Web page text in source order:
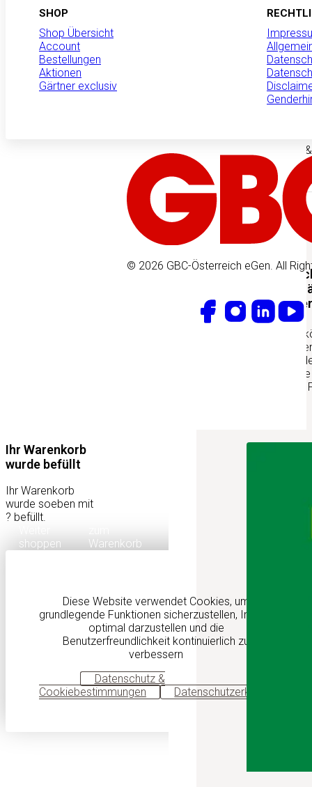
Floristik &
Produktneuheiten
Wir sind GBC
Produktneuheiten
MANNA
Pflanzen
Nacktschnecken
erhebliche
verursachen. Mit
steht eine
zur Verfügung,
SHOP
Shop Übersicht
Account
Bestellungen
Aktionen
Gärtner exclusiv
© 2026 GBC-Österreich eGen. All
Ihr Warenkorb
wurde befüllt
Ihr Warenkorb
wurde soeben mit
? befüllt.
shoppen
Warenkorb
Diese Website verwendet Cookies, um
grundlegende Funktionen sicherzustellen, Inhalte
optimal darzustellen und die
Benutzerfreundlichkeit kontinuierlich zu
verbessern
Datenschutz &
Cookiebestimmungen
Datenschutzerklärung